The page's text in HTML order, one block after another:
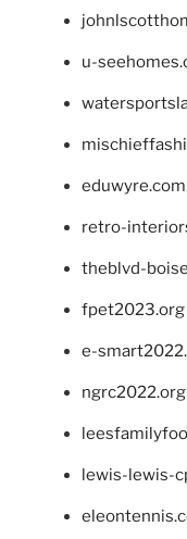
u-
eduwyre.com
retro-
theblvd-
fpet2023.org
e-
ngrc2022.org
lewis-lewis-